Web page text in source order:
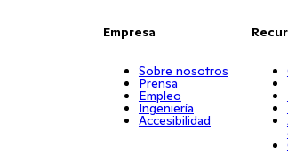
Empresa
Sobre nosotros
Prensa
Empleo
Ingeniería
Accesibilidad